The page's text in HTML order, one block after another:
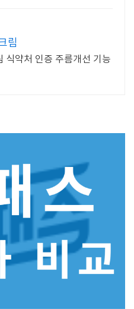
림
식약처 인증 주름개선 기능